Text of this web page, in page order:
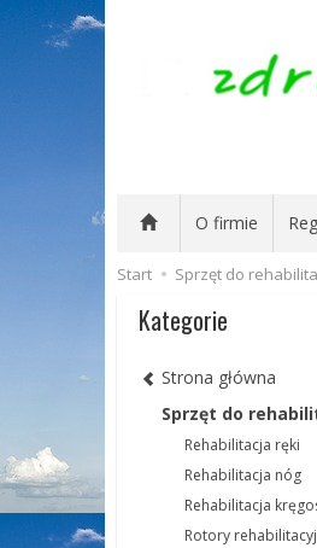
O firmie
Start Sprzęt do
Kategorie
Strona główna
Sprzęt do
Rehabilitacja ręki
Rehabilitacja nóg
Rehabilitacja
Rotory